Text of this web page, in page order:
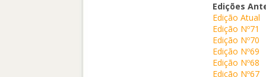
Edições
Edição Atual
Edição Nº71
Edição Nº70
Edição Nº69
Edição Nº68
Edição Nº67